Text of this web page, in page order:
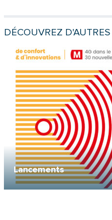
DÉCOUVREZ
Lire la suite
Lancements